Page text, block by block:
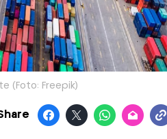
(Foto: Freepik)